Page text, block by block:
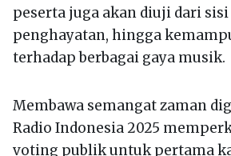
peserta juga akan diuji dari
penghayatan, hingga
terhadap berbagai gaya musik.
Membawa semangat zaman
Radio Indonesia 2025
voting publik untuk pertama